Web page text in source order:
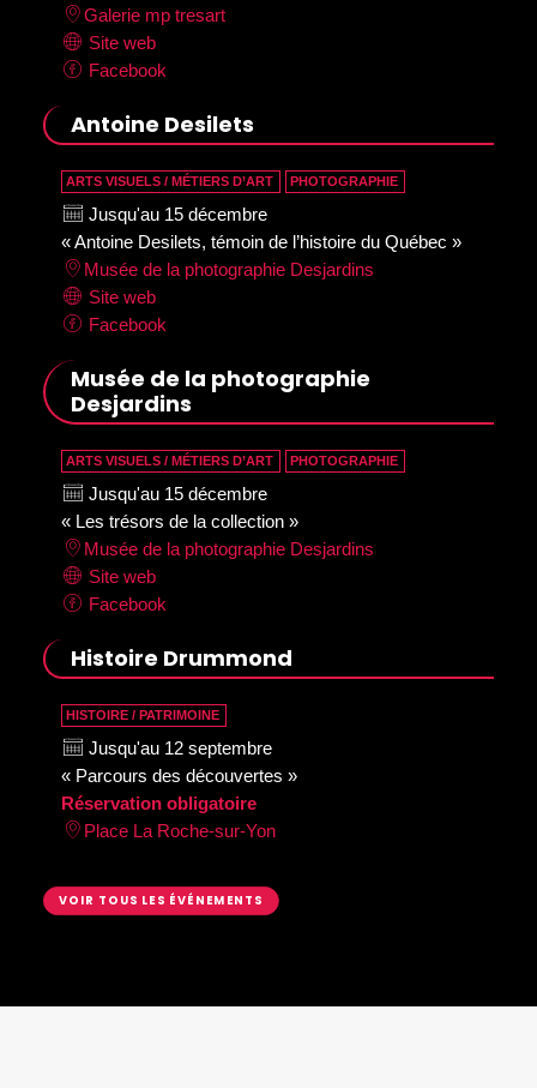
Galerie mp tresart
Site web
Facebook
Antoine Desilets
ARTS VISUELS / MÉTIERS D’ART PHOTOGRAPHIE
Jusqu'au 15 décembre
« Antoine Desilets, témoin de l’histoire du Québec »
Musée de la photographie Desjardins
Site web
Facebook
Musée de la photographie
Desjardins
ARTS VISUELS / MÉTIERS D’ART PHOTOGRAPHIE
Jusqu'au 15 décembre
« Les trésors de la collection »
Musée de la photographie Desjardins
Site web
Facebook
Histoire Drummond
HISTOIRE / PATRIMOINE
Jusqu'au 12 septembre
« Parcours des découvertes »
Réservation obligatoire
Place La Roche-sur-Yon
VOIR TOUS LES ÉVÉNEMENTS